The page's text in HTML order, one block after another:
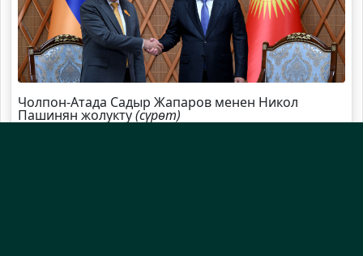
Чолпон-Атада Садыр Жапаров менен Никол
Пашинян жолукту(сүрөт)